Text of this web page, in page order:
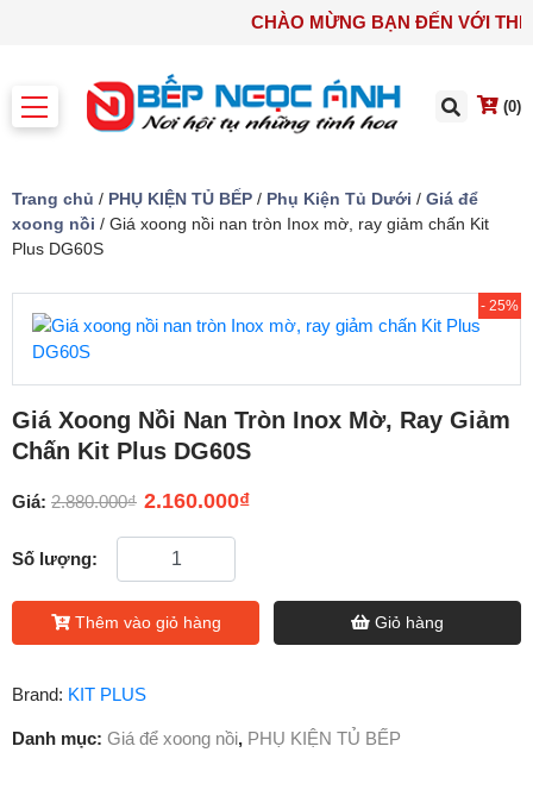
CHÀO MỪNG BẠN ĐẾN VỚI
(0)
Trang chủ / PHỤ KIỆN TỦ BẾP / Phụ Kiện Tủ Dưới / Giá để
xoong nồi / Giá xoong nồi nan tròn Inox mờ, ray giảm chấn Kit
Plus DG60S
- 25%
Giá Xoong Nồi Nan Tròn Inox Mờ, Ray Giảm
Chấn Kit Plus DG60S
Giá: 2.880.000₫ 2.160.000₫
Số lượng:
Thêm vào giỏ hàng Giỏ hàng
Brand: KIT PLUS
Danh mục: Giá để xoong nồi, PHỤ KIỆN TỦ BẾP